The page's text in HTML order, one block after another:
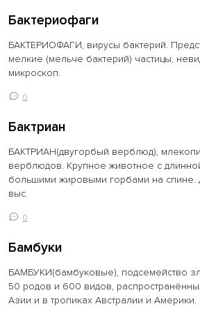
Бактериофаги
БАКТЕРИОФАГИ, вирусы бактерий.
мелкие (мельче бактерий) частицы,
микроскоп.
0
Бактриан
БАКТРИАН(двугорбый верблюд),
верблюдов. Крупное животное с
большими жировыми горбами на спине.
выс.
0
Бамбуки
БАМБУКИ(бамбуковые), подсемейство
50 родов и 600 видов,
Азии и в тропиках Австралии и Америки.